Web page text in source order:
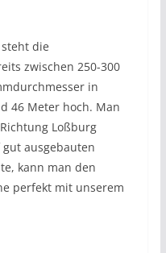
die
zwischen 250-300
in
46 Meter hoch. Man
Loßburg
ausgebauten
kann man den
perfekt mit unserem